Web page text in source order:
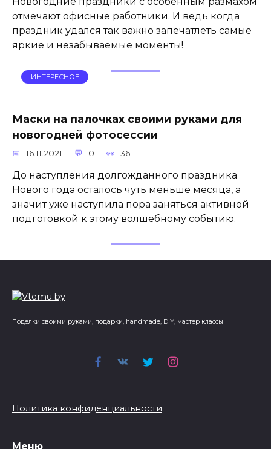
отмечают офисные работники. И ведь когда
праздник удался так важно запечатлеть самые
яркие и незабываемые моменты!
ИНТЕРЕСНОЕ
Маски на палочках своими руками для
новогодней фотосессии
16.11.2021 0 36
До наступления долгожданного праздника
Нового года осталось чуть меньше месяца, а
значит уже наступила пора заняться активной
подготовкой к этому волшебному событию.
Поделки своими руками, подарки, handmade, DIY, мастер классы
Политика конфиденциальности
Меню